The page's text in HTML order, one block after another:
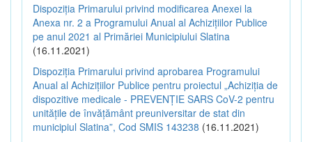
Dispoziția Primarului privind modificarea Anexei la
Anexa nr. 2 a Programului Anual al Achizițiilor Publice
pe anul 2021 al Primăriei Municipiului Slatina
(16.11.2021)
Dispoziția Primarului privind aprobarea Programului
Anual al Achizițiilor Publice pentru proiectul „Achiziția de
dispozitive medicale - PREVENȚIE SARS CoV-2 pentru
unitățile de învățământ preuniversitar de stat din
municipiul Slatina”, Cod SMIS 143238 (16.11.2021)